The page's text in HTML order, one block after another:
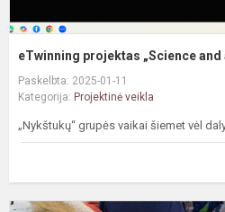
eTwinning projektas „Science and
Paskelbta: 2025-01-11
Kategorija: Projektinė veikla
„Nykštukų“ grupės vaikai šiemet vėl